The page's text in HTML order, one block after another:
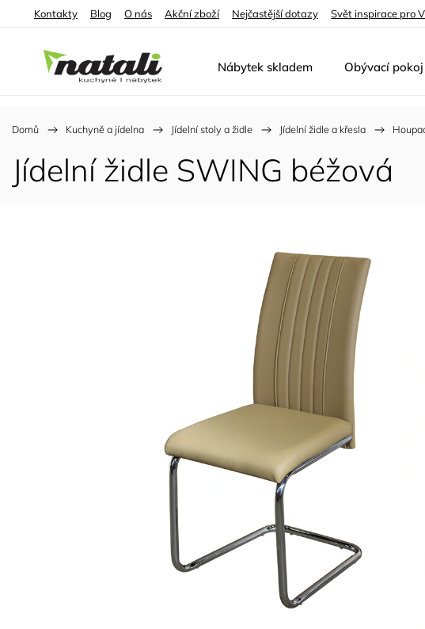
Kontakty Blog O nás Akční zboží Nejčastější dotazy Svět inspirace pro
Nábytek skladem Obývací pokoj
Domů / Kuchyně a jídelna / Jídelní stoly a židle / Jídelní židle a křesla /
Jídelní židle SWING béžová